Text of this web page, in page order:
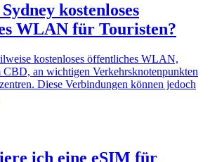
kostenloses
WLAN für Touristen?
kostenloses öffentliches WLAN,
CBD, an wichtigen Verkehrsknotenpunkten
Diese Verbindungen können jedoch
ich eine eSIM für